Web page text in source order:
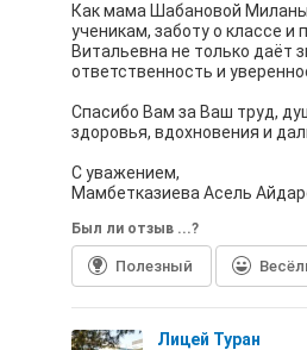
Как мама Шабановой
ученикам, заботу о классе
Витальевна не только даёт
ответственность и
Спасибо Вам за Ваш труд,
здоровья, вдохновения и
С уважением,
Мамбетказиева Асель
Был ли отзыв ...?
Полезный
Лицей Туран